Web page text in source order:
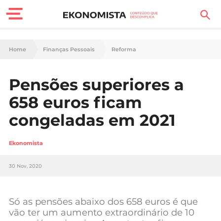
Finanças Pessoais
Carreira
Casa
Lifestyle
Sociedade
Negócios
Home Finanças Pessoais Reforma
Pensões superiores a
658 euros ficam
congeladas em 2021
Ekonomista
30 Nov, 2020
Só as pensões abaixo dos 658 euros é que
vão ter um aumento extraordinário de 10